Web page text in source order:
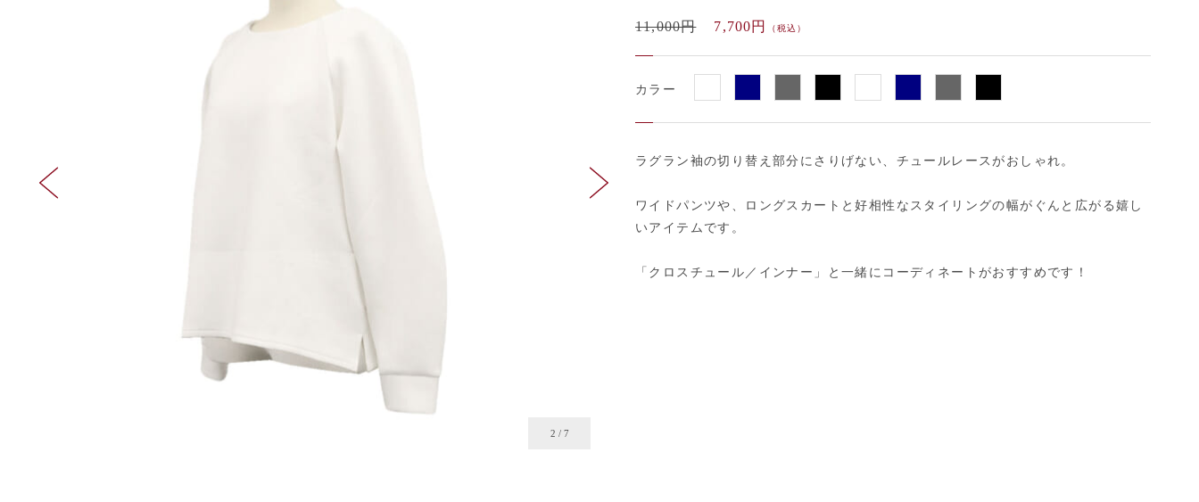
2 / 7
11,000円 7,700円 （税込）
カラー
ラグラン袖の切り替え部分にさりげない、チュールレースがおしゃれ。
ワイドパンツや、ロングスカートと好相性なスタイリングの幅がぐんと広がる嬉し
いアイテムです。
「クロスチュール／インナー」と一緒にコーディネートがおすすめです！